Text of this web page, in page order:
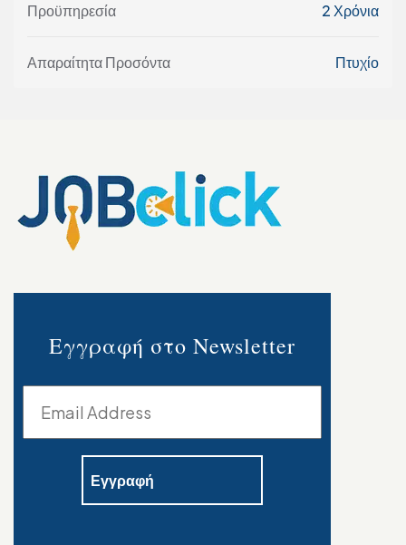
Προϋπηρεσία 2 Χρόνια
Απαραίτητα Προσόντα Πτυχίο
Εγγραφή στο Newsletter